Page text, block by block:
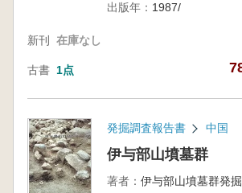
出版年： 1987/
新刊 在庫なし
古書 1点
発掘調査報告書 中国
伊与部山墳墓群
著者： 伊与部山墳墓群発